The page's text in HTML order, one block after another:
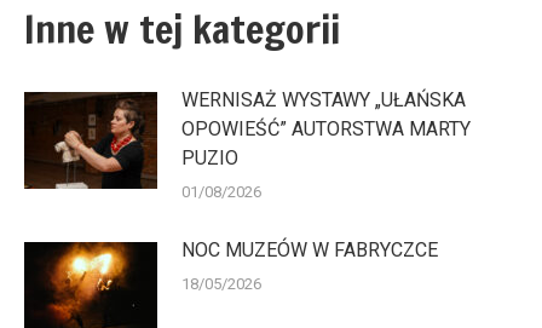
Inne w tej kategorii
WERNISAŻ WYSTAWY „UŁAŃSKA
OPOWIEŚĆ” AUTORSTWA MARTY
PUZIO
01/08/2026
NOC MUZEÓW W FABRYCZCE
18/05/2026